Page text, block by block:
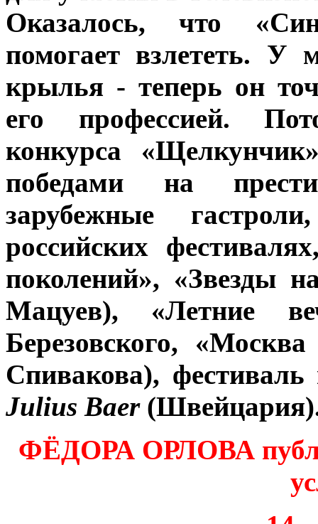
Оказалось, что
помогает взлететь. У
крылья - теперь он
его профессией.
конкурса
победами на
зарубежные
российских
поколений», «Звезды
Мацуев), «Летние
Березовского,
Спивакова),
Julius Baer
ФЁДОРА ОРЛОВА